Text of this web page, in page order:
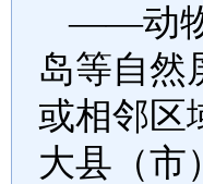
——动物
岛等自然
或相邻区
大县（市